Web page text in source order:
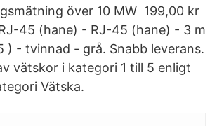
över 10 MW 199,00 kr
45 (hane) - RJ-45 (hane) - 3 m
) - tvinnad - grå. Snabb leverans.
vätskor i kategori 1 till 5 enligt
Vätska.